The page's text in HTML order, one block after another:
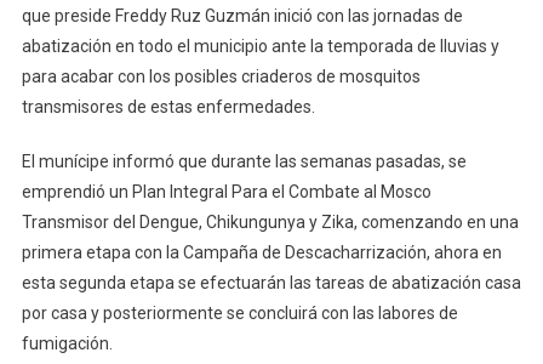
Umán
Inicia
Con
Las
De
Abatización
que preside Freddy Ruz Guzmán inició con las jornadas de
abatización en todo el municipio ante la temporada de lluvias y
para acabar con los posibles criaderos de mosquitos
transmisores de estas enfermedades.
El munícipe informó que durante las semanas pasadas, se
emprendió un Plan Integral Para el Combate al Mosco
Transmisor del Dengue, Chikungunya y Zika, comenzando en una
primera etapa con la Campaña de Descacharrización, ahora en
esta segunda etapa se efectuarán las tareas de abatización casa
por casa y posteriormente se concluirá con las labores de
fumigación.